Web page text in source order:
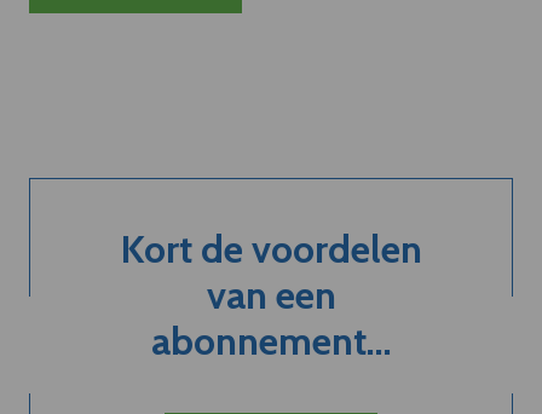
Kort de voordelen
van een
abonnement...